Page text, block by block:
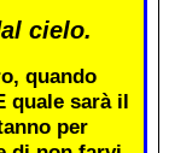
cielo.
quando
quale sarà il
per